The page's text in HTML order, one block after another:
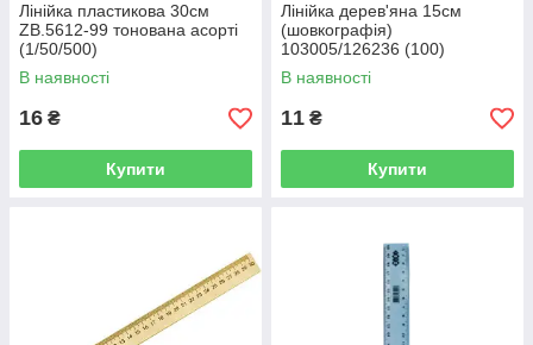
Лінійка пластикова 30см
ZB.5612-99 тонована асорті
(1/50/500)
В наявності
16 ₴
Купити
Лінійка дерев'яна 15см
(шовкографія)
103005/126236 (100)
В наявності
11 ₴
Купити